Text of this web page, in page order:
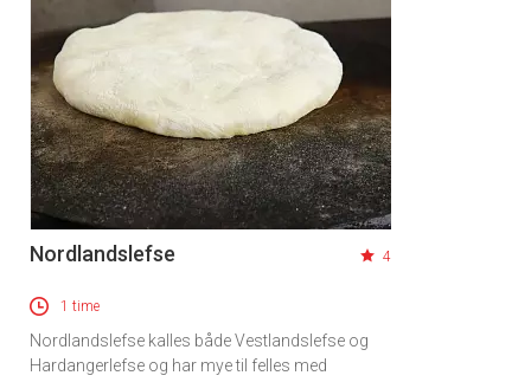
Nordlandslefse 4
1 time
Nordlandslefse kalles både Vestlandslefse og
Hardangerlefse og har mye til felles med